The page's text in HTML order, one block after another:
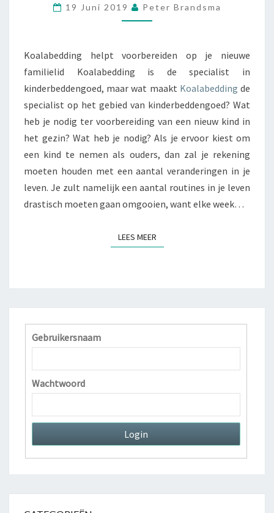
B
E
D
G
H
E
P
T
V
O
R
E
D
E
P
E
E
U
W
M
19 Juni 2019 Peter Brandsma
Koalabedding helpt voorbereiden op je nieuwe
familielid Koalabedding is de specialist in
kinderbeddengoed, maar wat maakt Koalabedding de
specialist op het gebied van kinderbeddengoed? Wat
heb je nodig ter voorbereiding van een nieuw kind in
het gezin? Wat heb je nodig? Als je ervoor kiest om
een kind te nemen als ouders, dan zal je rekening
moeten houden met een aantal veranderingen in je
leven. Je zult namelijk een aantal routines in je leven
drastisch moeten gaan omgooien, want elke week…
LEES MEER
Gebruikersnaam
Wachtwoord